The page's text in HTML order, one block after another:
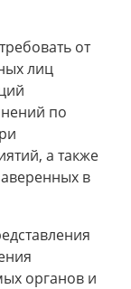
от
лиц
по
а также
в
органов и